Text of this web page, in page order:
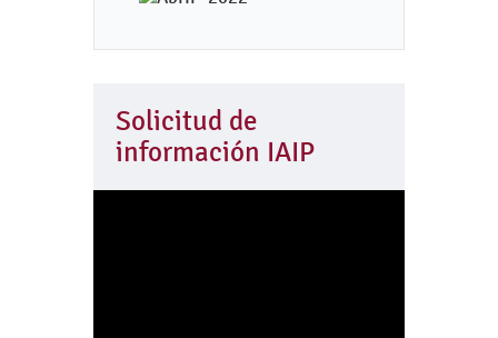
Solicitud de
información IAIP